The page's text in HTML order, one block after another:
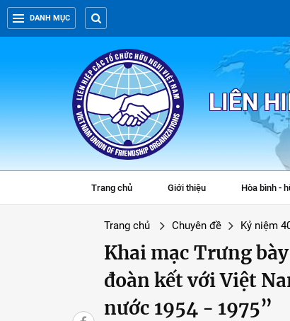
DANH MỤC
LIÊN
Trang chủ Giới thiệu Hòa bình -
Trang chủ Chuyên đề Kỷ niệm
Khai mạc Trưng
đoàn kết với Việt
nước 1954 - 1975”